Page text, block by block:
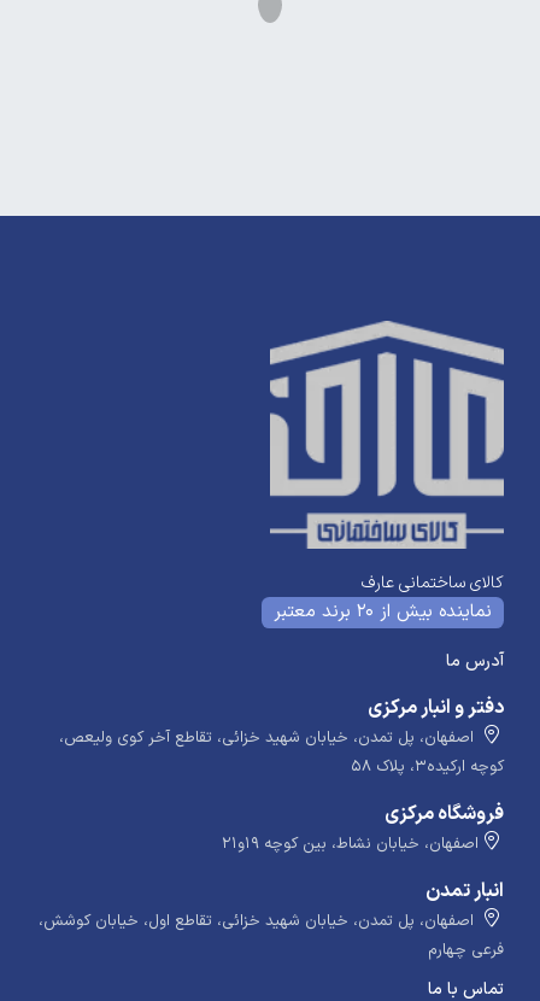
کالای ساختمانی عارف
نماینده بیش از 20 برند معتبر
آدرس ما
دفتر و انبار مرکزی
اصفهان، پل تمدن، خیابان شهید خزائی، تقاطع آخر کوی ولیعص،
کوچه ارکیده۳، پلاک ۵۸
فروشگاه مرکزی
اصفهان، خیابان نشاط، بین کوچه ۱۹و۲۱
انبار تمدن
اصفهان، پل تمدن، خیابان شهید خزائی، تقاطع اول، خیابان کوشش،
فرعی چهارم
تماس با ما